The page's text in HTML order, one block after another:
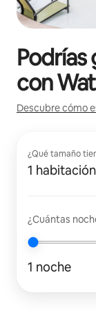
Podrías
con
Descubre cómo
¿Qué tamaño
1 habitación
¿Cuántas
1 noche